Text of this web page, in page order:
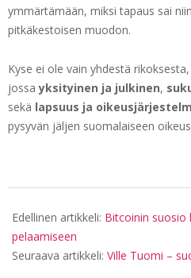
ymmärtämään, miksi tapaus sai
pitkäkestoisen muodon.
Kyse ei ole vain yhdestä
jossayksityinen ja julkinen,
sekä lapsuus ja
pysyvän jäljen suomalaiseen
01-
01
Edellinen artikkeli: Bitcoinin suosio
pelaamiseen
Seuraava artikkeli: Ville Tuomi –